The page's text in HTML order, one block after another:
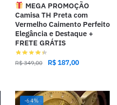
MEGA PROMOÇÃO
Camisa TH Preta com
Vermelho Caimento Perfeito
Elegância e Destaque +
FRETE GRÁTIS
R$349,00 R$187,00
-64%